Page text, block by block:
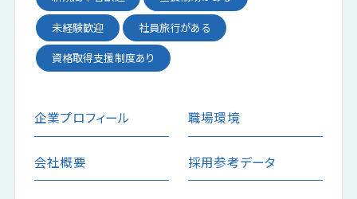
未経験歓迎 社員旅行がある
資格取得支援制度あり
企業プロフィール 職場環境
会社概要 採用参考データ